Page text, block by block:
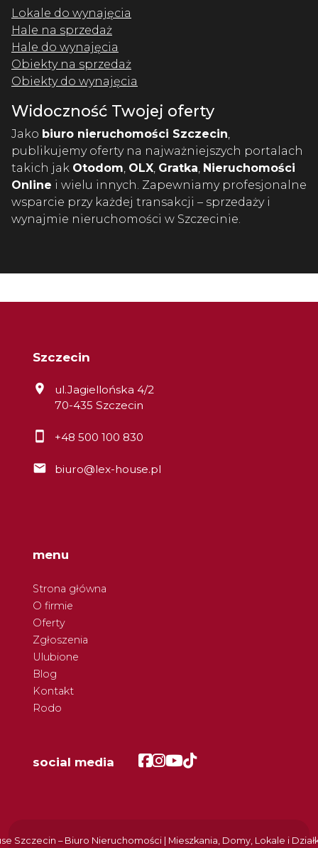
Lokale do wynajęcia
Hale na sprzedaż
Hale do wynajęcia
Obiekty na sprzedaż
Obiekty do wynajęcia
Widoczność Twojej oferty
Jako biuro nieruchomości Szczecin,
publikujemy oferty na najważniejszych portalach
takich jak Otodom, OLX, Gratka, Nieruchomości
Online i wielu innych. Zapewniamy profesjonalne
wsparcie przy każdej transakcji – sprzedaży i
wynajmie nieruchomości w Szczecinie.
Szczecin
ul.Jagiellońska 4/2
70-435 Szczecin
+48 500 100 830
biuro@lex-house.pl
menu
Strona główna
O firmie
Oferty
Zgłoszenia
Ulubione
Blog
Kontakt
Rodo
social media Facebook
Facebook
Facebook
Facebook
Szczecin – Biuro Nieruchomości | Mieszkania, Domy, Lokale i